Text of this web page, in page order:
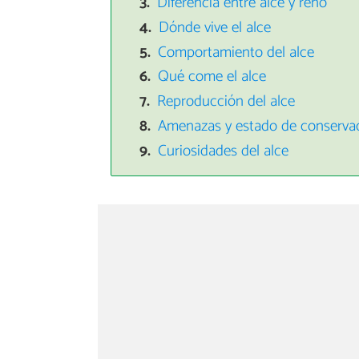
Dónde vive el alce
Comportamiento del alce
Qué come el alce
Reproducción del alce
Amenazas y estado de
Curiosidades del alce